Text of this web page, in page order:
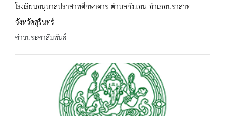
โรงเรียนอนุบาลปราสาทศึกษาคาร ตำบลกังแอน อำเภอปราสาท
จังหวัดสุรินทร์
ข่าวประชาสัมพันธ์